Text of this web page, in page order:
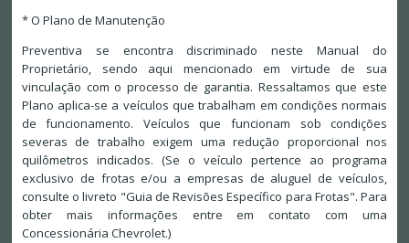
* O Plano de Manutenção
Preventiva se encontra discriminado neste Manual do
Proprietário, sendo aqui mencionado em virtude de sua
vinculação com o processo de garantia. Ressaltamos que este
Plano aplica-se a veículos que trabalham em condições normais
de funcionamento. Veículos que funcionam sob condições
severas de trabalho exigem uma redução proporcional nos
quilômetros indicados. (Se o veículo pertence ao programa
exclusivo de frotas e/ou a empresas de aluguel de veículos,
consulte o livreto "Guia de Revisões Específico para Frotas". Para
obter mais informações entre em contato com uma
Concessionária Chevrolet.)